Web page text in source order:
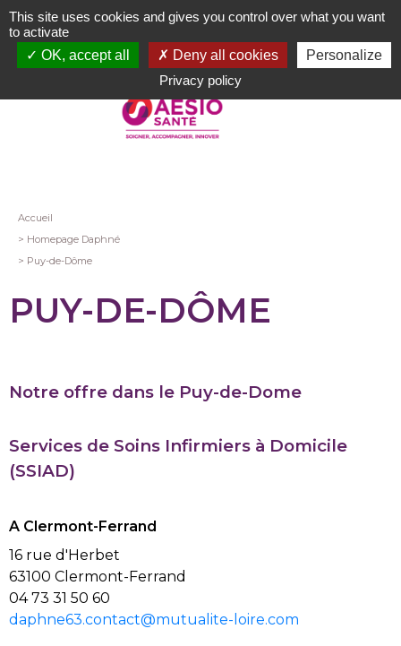
Aller
au
contenu
Fil
d'Ariane
Accueil
Homepage Daphné
Puy-de-Dôme
PUY-DE-DÔME
Notre offre dans le Puy-de-Dome
Services de Soins Infirmiers à Domicile
(SSIAD)
A Clermont-Ferrand
16 rue d'Herbet
63100 Clermont-Ferrand
04 73 31 50 60
daphne63.contact@mutualite-loire.com
This site uses cookies and gives you control over what you want
to activate
OK, accept all
Deny all cookies
Personalize
Privacy policy